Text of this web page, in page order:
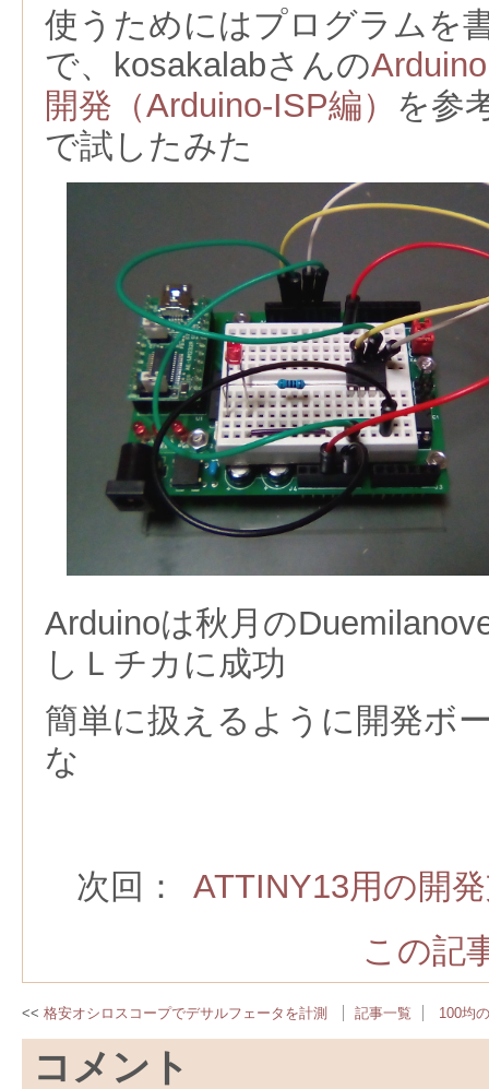
使うためにはプログラムを
で、kosakalabさんの
開発（Arduino-ISP編） を参
で試したみた
Arduinoは秋月の
しＬチカに成功
簡単に扱えるように開発ボ
な
次回：
ATTINY13用の開
この記
格安オシロスコープでデサルフェータを計測 記事一覧 100均
コメント